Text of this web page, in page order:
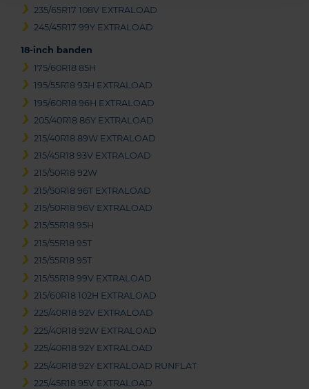
235/65R17 108V EXTRALOAD
245/45R17 99Y EXTRALOAD
18-inch banden
175/60R18 85H
195/55R18 93H EXTRALOAD
195/60R18 96H EXTRALOAD
205/40R18 86Y EXTRALOAD
215/40R18 89W EXTRALOAD
215/45R18 93V EXTRALOAD
215/50R18 92W
215/50R18 96T EXTRALOAD
215/50R18 96V EXTRALOAD
215/55R18 95H
215/55R18 95T
215/55R18 95T
215/55R18 99V EXTRALOAD
215/60R18 102H EXTRALOAD
225/40R18 92V EXTRALOAD
225/40R18 92W EXTRALOAD
225/40R18 92Y EXTRALOAD
225/40R18 92Y EXTRALOAD RUNFLAT
225/45R18 95V EXTRALOAD